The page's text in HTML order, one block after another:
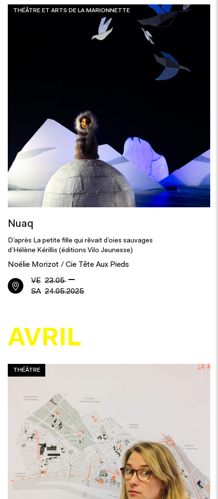
THÉÂTRE ET ARTS DE LA MARIONNETTE
Nuaq
D’après La petite fille qui rêvait d’oies sauvages
d’Hélène Kérillis (éditions Vilo Jeunesse)
Noélie Morizot / Cie Tête Aux Pieds
VE 23.05 —
SA 24.05.2025
AVRIL
THÉÂTRE